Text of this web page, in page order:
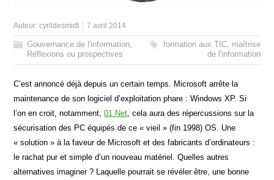
Auteur:cyrildesmidt 7 avril 2014
Gouvernance de l'information,
Réflexions ou prospectives
formation aux TIC, maîtrise
de l'information
C’est annoncé déjà depuis un certain temps. Microsoft arrête la
maintenance de son logiciel d’exploitation phare : Windows XP. Si
l’on en croit, notamment,01 Net, cela aura des répercussions sur la
sécurisation des PC équipés de ce « vieil » (fin 1998) OS. Une
« solution » à la faveur de Microsoft et des fabricants d’ordinateurs :
le rachat pur et simple d’un nouveau matériel. Quelles autres
alternatives imaginer ? Laquelle pourrait se révéler être, une bonne